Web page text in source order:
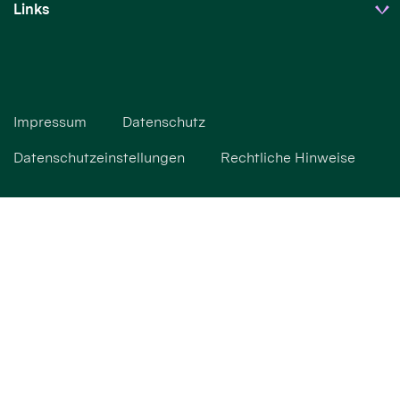
Links
Impressum Datenschutz
Datenschutzeinstellungen Rechtliche Hinweise